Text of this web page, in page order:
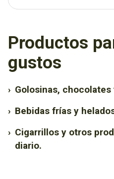
Productos
gustos
› Golosinas, chocolates
› Bebidas frías y
› Cigarrillos y otros
diario.